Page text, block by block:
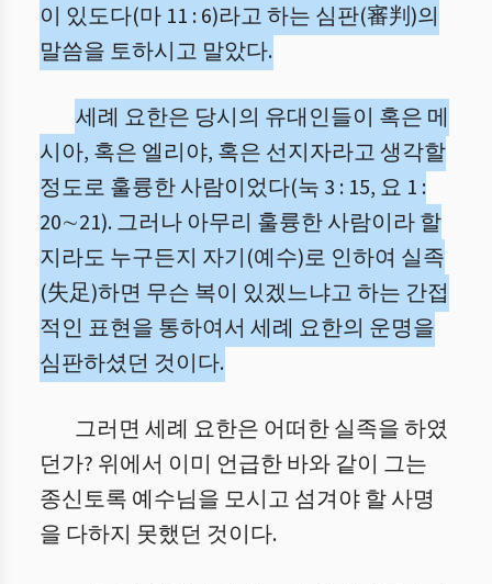
이 있도다(마 11 : 6)라고 하는 심판(審判)의
말씀을 토하시고 말았다.
세례 요한은 당시의 유대인들이 혹은 메
시아, 혹은 엘리야, 혹은 선지자라고 생각할
정도로 훌륭한 사람이었다(눅 3 : 15, 요 1 :
20∼21). 그러나 아무리 훌륭한 사람이라 할
지라도 누구든지 자기(예수)로 인하여 실족
(失足)하면 무슨 복이 있겠느냐고 하는 간접
적인 표현을 통하여서 세례 요한의 운명을
심판하셨던 것이다.
그러면 세례 요한은 어떠한 실족을 하였
던가? 위에서 이미 언급한 바와 같이 그는
종신토록 예수님을 모시고 섬겨야 할 사명
을 다하지 못했던 것이다.